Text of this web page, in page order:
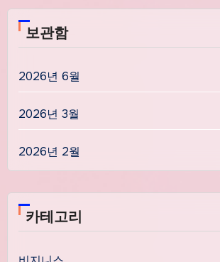
보관함
2026년 6월
2026년 3월
2026년 2월
카테고리